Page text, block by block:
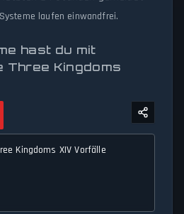
– unser Status-Tracker liefert
laufen einwandfrei.
hast du mit
Three Kingdoms
Kingdoms XIV Vorfälle